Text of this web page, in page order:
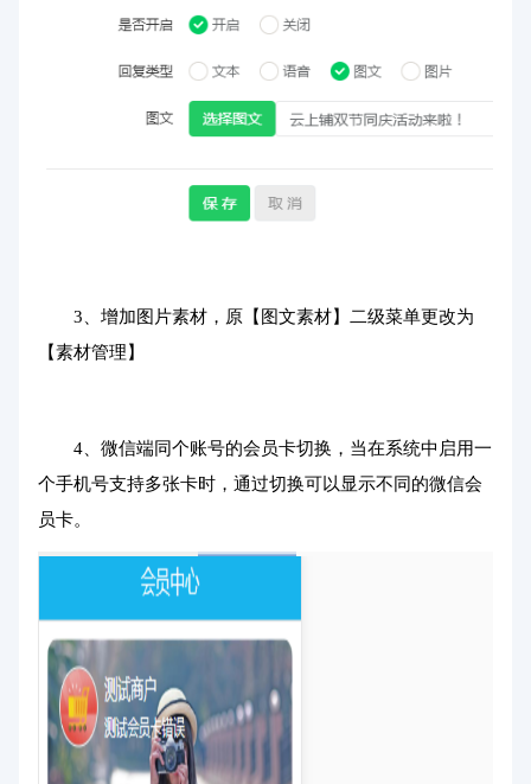
3、增加图片素材，原【图文素材】二级菜单更改为
【素材管理】
4、微信端同个账号的会员卡切换，当在系统中启用一
个手机号支持多张卡时，通过切换可以显示不同的微信会
员卡。